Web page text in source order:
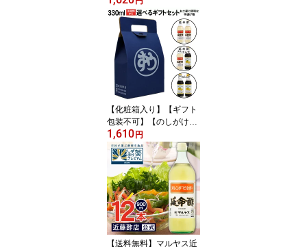
りの合わせ酢 お中元・お
歳暮ギフト 内祝い お返
【化粧箱入り】【ギフト
包装不可】【のしがけ不
可】マルヤス近藤酢店33
0ml 延命酢・ぽんず選べ
るギフトセット 【コンパ
クトサイズ瓶】【酢玉ね
ぎ】【飲むお酢】 お中
元・お歳暮ギフト ポン酢
内祝い お返し
1,610 円
【送料無料】マルヤス近